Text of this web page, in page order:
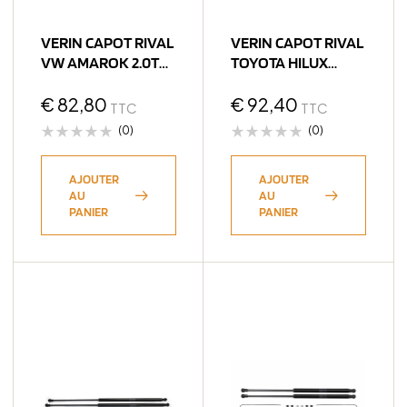
VERIN CAPOT RIVAL
VW AMAROK 2.0TDI
€ 82,80 TTC
(0)
AJOUTER
AU
PANIER
VERIN CAPOT RIVAL
TOYOTA HILUX
€ 92,40 TTC
(0)
AJOUTER
AU
PANIER